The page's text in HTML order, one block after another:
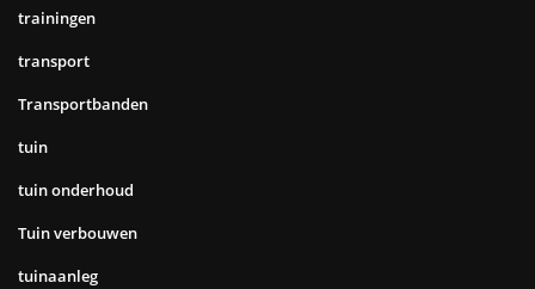
trainingen
transport
Transportbanden
tuin
tuin onderhoud
Tuin verbouwen
tuinaanleg